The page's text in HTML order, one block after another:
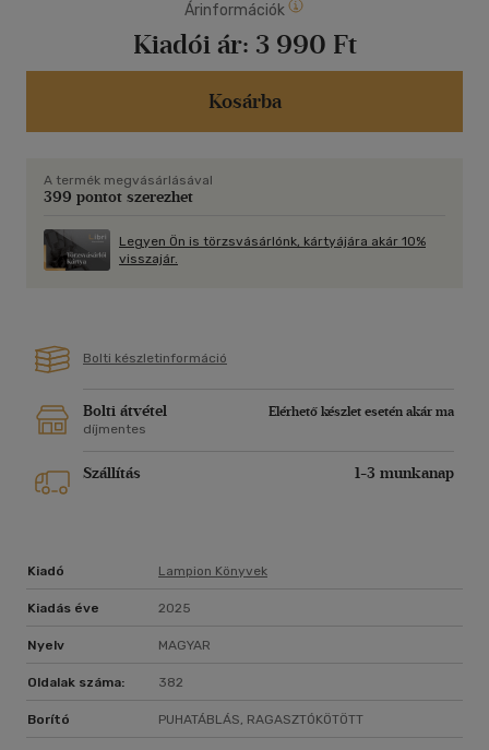
által cikizett Gábor, aki mellesleg szenvedélyes
környezetvédő, és mindenáron bele akarja rángatni Kamillát is
legújabb őrült akciójába.
Miközben a lány megpróbálja a romokból újraépíteni az életét,
szembe kell néznie azzal, vajon mennyi az ő felelőssége
Árinformációk
Kiadói ár: 3 990 Ft
Kosárba
A termék megvásárlásával
399 pontot szerezhet
Legyen Ön is törzsvásárlónk, kártyájára akár 10%
visszajár.
Bolti készletinformáció
Bolti átvétel
Elérhető készlet esetén akár ma
díjmentes
Szállítás 1-3 munkanap
Kiadó Lampion Könyvek
Kiadás éve 2025
Nyelv MAGYAR
Oldalak száma: 382
Borító PUHATÁBLÁS, RAGASZTÓKÖTÖTT